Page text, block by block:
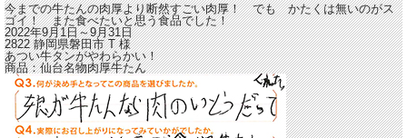
今までの牛たんの肉厚より断然すごい肉厚！でも かたくは無いのがス
ゴイ！ また食べたいと思う食品でした！
2022年9月1日～9月31日
2822 静岡県磐田市T様
あつい牛タンがやわらかい！
商品：仙台名物肉厚牛たん